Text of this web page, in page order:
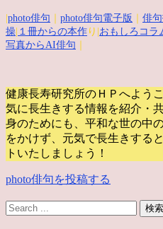
photo俳句 photo俳句電子版 俳
操 １冊からの本作 り| おもしろコラ
写真からAI俳句
健康長寿研究所のＨＰへよう
気に長生きする情報を紹介・
身のためにも、平和な世の中
をかけず、元気で長生きする
トいたしましょう！
photo俳句を投稿する